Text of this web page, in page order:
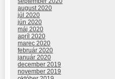
august 2020
júl 2020
jún 2020
máj 2020
apríl 2020
marec 2020
február 2020
január 2020
december 2019
november 2019